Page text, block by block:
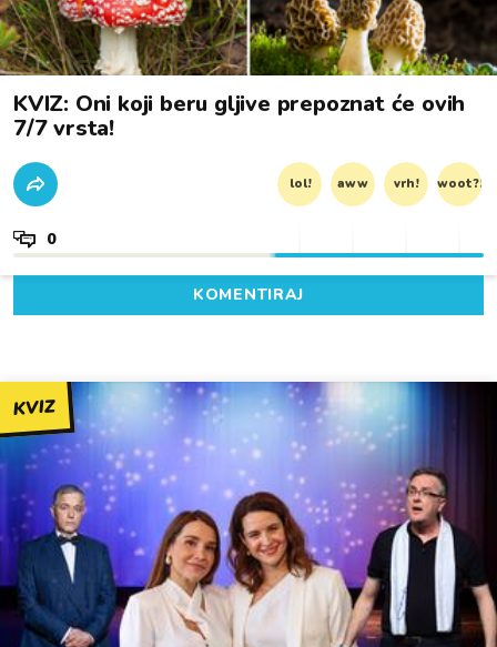
KVIZ: Oni koji beru gljive prepoznat će ovih
7/7 vrsta!
lol! aww vrh! woot?!
0
KOMENTIRAJ
KVIZ